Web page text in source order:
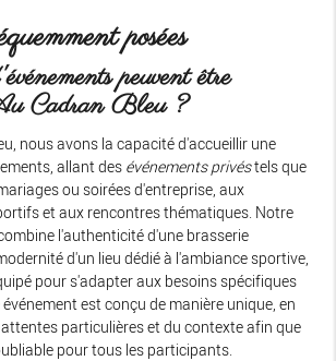
posées
peuvent être
Cadran Bleu ?
nous avons la capacité d'accueillir une
allant des événements privéstels que
ou soirées d'entreprise, aux
et aux rencontres thématiques. Notre
l'authenticité d'une brasserie
d'un lieu dédié à l'ambiance sportive,
pour s'adapter aux besoins spécifiques
est conçu de manière unique, en
particulières et du contexte afin que
pour tous les participants.